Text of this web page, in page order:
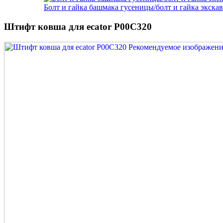
Болт и гайка башмака гусеницы/болт и гайка
Штифт ковша для ecator P00C320